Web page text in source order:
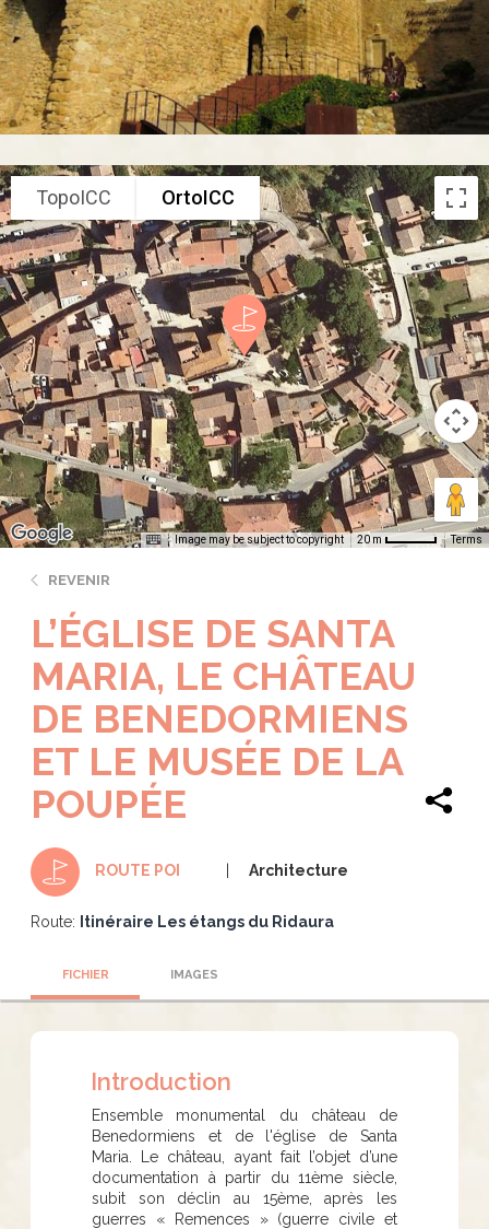
TopoICC OrtoICC
Image may be subject to copyright 20 m Terms
REVENIR
L’ÉGLISE DE SANTA
MARIA, LE CHÂTEAU
DE BENEDORMIENS
ET LE MUSÉE DE LA
POUPÉE
ROUTE POI Architecture
Route: Itinéraire Les étangs du Ridaura
FICHIER IMAGES
Introduction
Ensemble monumental du château de
Benedormiens et de l'église de Santa
Maria. Le château, ayant fait l’objet d’une
documentation à partir du 11ème siècle,
subit son déclin au 15ème, après les
guerres « Remences » (guerre civile et